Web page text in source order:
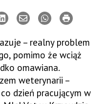
– realny problem
pomimo że wciąż
omawiana.
weterynarii –
dzień pracującym w